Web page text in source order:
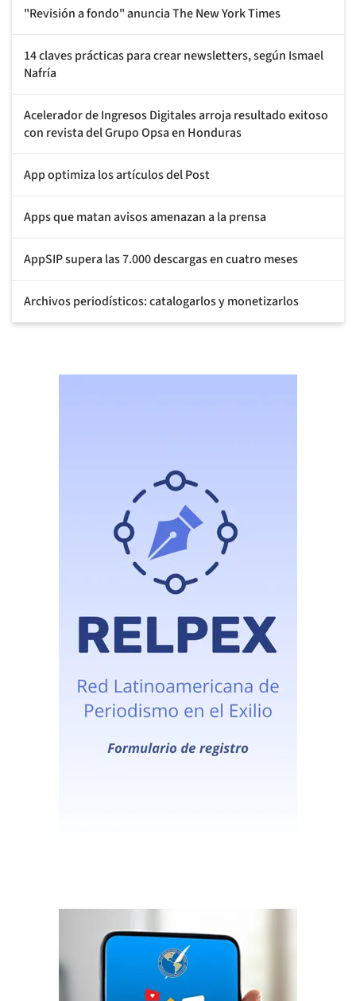
"Revisión a fondo" anuncia The New York Times
14 claves prácticas para crear newsletters, según Ismael
Nafría
Acelerador de Ingresos Digitales arroja resultado exitoso
con revista del Grupo Opsa en Honduras
App optimiza los artículos del Post
Apps que matan avisos amenazan a la prensa
AppSIP supera las 7.000 descargas en cuatro meses
Archivos periodísticos: catalogarlos y monetizarlos